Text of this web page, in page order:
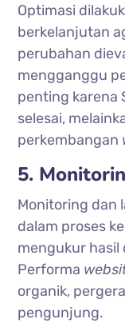
Optimasi
berkelanjutan
perubahan
mengganggu
penting karena
selesai,
perkembangan
5.
Monitoring dan
dalam proses
mengukur hasil
Performa
organik,
pengunjung.